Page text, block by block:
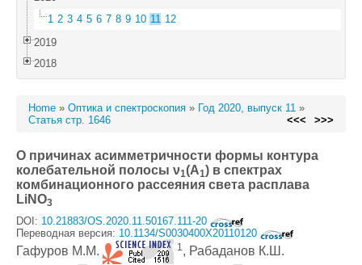
1 2 3 4 5 6 7 8 9 10 11 12
2019
2018
Home » Оптика и спектроскопия » Год 2020, выпуск 11 »
Статья стр. 1646
<<< >>>
О причинах асимметричности формы контура
колебательной полосы ν1(A1) в спектрах
комбинационного рассеяния света расплава
LiNO3
DOI: 10.21883/OS.2020.11.50167.111-20
Переводная версия: 10.1134/S0030400X20110120
Гафуров М.М. 1 , Рабаданов К.Ш.